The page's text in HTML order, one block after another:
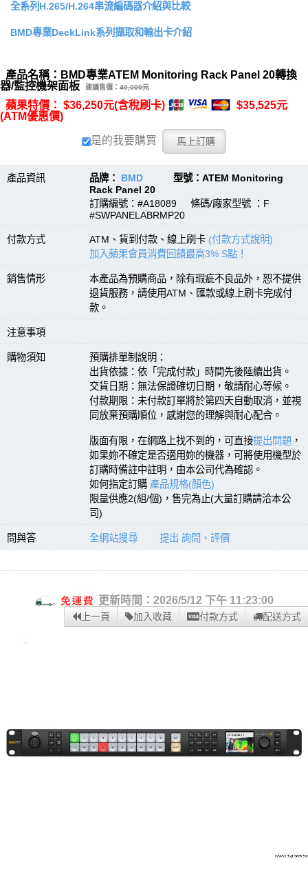
全系列H.265/H.264串流編碼器介紹與比較
BMD專業DeckLink系列擷取和輸出卡介紹
產品名稱：BMD專業ATEM Monitoring Rack Panel 20轉換
器/監控機架面板
建議售價： 40,000元
蘋果特價： $36,250元(含稅刷卡)
$35,525元
(ATM優惠價)
是的我要購買
產品資訊 品牌： BMD 型號：ATEM Monitoring
Rack Panel 20
訂購編號：#A18089 條碼/廠家型號 ：F
#SWPANELABRMP20
付款方式 ATM、貨到付款、線上刷卡 (付款方式說明)
加入蘋果會員消費回饋最高3% S點！
銷售情形
本產品為預購商品，除有瑕疵不良品外，恕不提供
退貨服務，請使用ATM、匯款或線上刷卡完成付
款。
注意事項
購物須知
預購排單制說明：
出貨依據：依「完成付款」時間先後陸續出貨。
交貨日期：無法保證確切日期，敬請耐心等候。
付款期限：未付款訂單將於第四天自動取消，並視
同放棄預購順位，感謝您的理解與耐心配合。
版面有限，在網路上找不到的，可直接提出問題 ，
如果妳不確定是否適用妳的機器，可將使用機型於
訂購時備註中註明，由本公司代為確認。
如何指定訂購 產品規格(顏色)
限量供應2(組/個)，售完為止(大量訂購請洽本公
司)
問與答 全網站搜尋 提出 詢問、評價
更新時間：2026/5/12 下午 11:23:00
上一頁 加入收藏 付款方式 配送方式